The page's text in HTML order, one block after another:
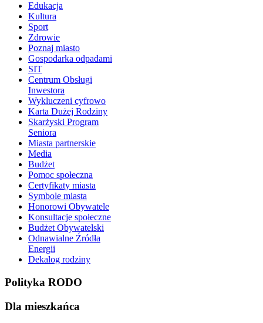
Edukacja
Kultura
Sport
Zdrowie
Poznaj miasto
Gospodarka odpadami
SIT
Centrum Obsługi
Inwestora
Wykluczeni cyfrowo
Karta Dużej Rodziny
Skarżyski Program
Seniora
Miasta partnerskie
Media
Budżet
Pomoc społeczna
Certyfikaty miasta
Symbole miasta
Honorowi Obywatele
Konsultacje społeczne
Budżet Obywatelski
Odnawialne Źródła
Energii
Dekalog rodziny
Polityka RODO
Dla mieszkańca